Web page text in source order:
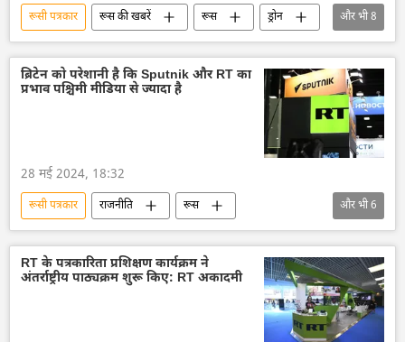
रूसी पत्रकार रूस की खबरें रूस
ड्रोन
ड्रोन हमला
विशेष सैन्य अभियान
स्वास्थ्य
​चिकित्सा
अस्पताल
बेल्गोरोद
यूक्रेन सशस्त्र बल
यूक्रेन
और भी8
ब्रिटेन को परेशानी है कि Sputnik और RT का
प्रभाव पश्चिमी मीडिया से ज्यादा है
28 मई 2024, 18:32
रूसी पत्रकार राजनीति
रूस
ब्रिटेन की संसद
प्रतिबंध
यूरोप
यूरोपीय संघ
अमेरिका सामाजिक मीडिया
और भी6
RT के पत्रकारिता प्रशिक्षण कार्यक्रम ने
अंतर्राष्ट्रीय पाठ्यक्रम शुरू किए: RT अकादमी